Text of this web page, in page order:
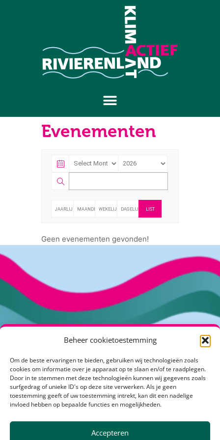
Beheer cookietoestemming
Om de beste ervaringen te bieden, gebruiken wij technologieën zoals
cookies om informatie over je apparaat op te slaan en/of te raadplegen.
Door in te stemmen met deze technologieën kunnen wij gegevens zoals
surfgedrag of unieke ID's op deze site verwerken. Als je geen
toestemming geeft of uw toestemming intrekt, kan dit een nadelige
invloed hebben op bepaalde functies en mogelijkheden.
Accepteren
Evenementen
JAARLIJKS MAANDELIJKSWEKELIJKSDAGELIJKS LIST
Geen evenementen gevonden!
Kuipershof 2
4191 KH Geldermalsen
info@klimaatactiefrivierenland.nl
Over Klimaatactiefrivierenland
Communicatietoolbox